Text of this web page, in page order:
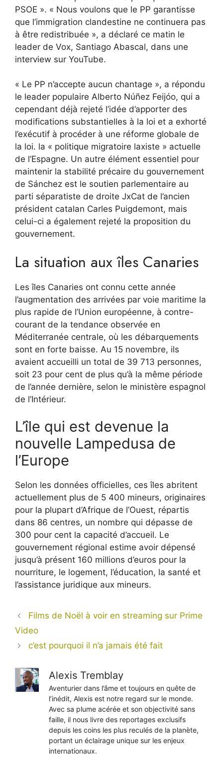
PSOE ». « Nous voulons que le PP garantisse
que l’immigration clandestine ne continuera pas
à être redistribuée », a déclaré ce matin le
leader de Vox, Santiago Abascal, dans une
interview sur YouTube.
« Le PP n’accepte aucun chantage », a répondu
le leader populaire Alberto Núñez Feijóo, qui a
cependant déjà rejeté l’idée d’apporter des
modifications substantielles à la loi et a exhorté
l’exécutif à procéder à une réforme globale de
la loi. la « politique migratoire laxiste » actuelle
de l’Espagne. Un autre élément essentiel pour
maintenir la stabilité précaire du gouvernement
de Sánchez est le soutien parlementaire au
parti séparatiste de droite JxCat de l’ancien
président catalan Carles Puigdemont, mais
celui-ci a également rejeté la proposition du
gouvernement.
La situation aux îles Canaries
Les îles Canaries ont connu cette année
l’augmentation des arrivées par voie maritime la
plus rapide de l’Union européenne, à contre-
courant de la tendance observée en
Méditerranée centrale, où les débarquements
sont en forte baisse. Au 15 novembre, ils
avaient accueilli un total de 39 713 personnes,
soit 23 pour cent de plus qu’à la même période
de l’année dernière, selon le ministère espagnol
de l’Intérieur.
L’île qui est devenue la
nouvelle Lampedusa de
l’Europe
Selon les données officielles, ces îles abritent
actuellement plus de 5 400 mineurs, originaires
pour la plupart d’Afrique de l’Ouest, répartis
dans 86 centres, un nombre qui dépasse de
300 pour cent la capacité d’accueil. Le
gouvernement régional estime avoir dépensé
jusqu’à présent 160 millions d’euros pour la
nourriture, le logement, l’éducation, la santé et
l’assistance juridique aux mineurs.
Films de Noël à voir en streaming sur Prime
Video
c’est pourquoi il n’a jamais été fait
Alexis Tremblay
Aventurier dans l’âme et toujours en quête de
l’inédit, Alexis est notre regard sur le monde.
Avec sa plume acérée et son objectivité sans
faille, il nous livre des reportages exclusifs
depuis les coins les plus reculés de la planète,
portant un éclairage unique sur les enjeux
internationaux.